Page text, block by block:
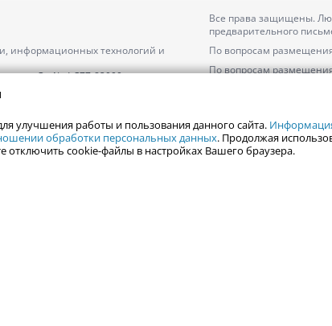
информационных технологий и
серияЭл № ФС77-82000
Все права защищены.
предварительного
По вопросам
По вопросам
улучшения работы и пользования данного сайта.
обработки персональных данных. Продолжая
отключить cookie-файлы в настройках Вашего браузера.